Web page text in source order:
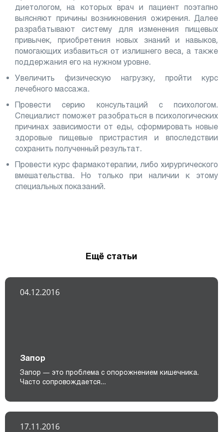
диетологом, на которых врач и пациент поэтапно
выясняют причины возникновения ожирения. Далее
разрабатывают систему для изменения пищевых
привычек, приобретения новых знаний и навыков,
помогающих избавиться от излишнего веса, а также
поддержания его на нужном уровне.
Увеличить физическую нагрузку, пройти курс
лечебного массажа.
Провести серию консультаций с психологом.
Специалист поможет разобраться в психологических
причинах зависимости от еды, сформировать новые
здоровые пищевые пристрастия и впоследствии
сохранить полученный результат.
Провести курс фармакотерапии, либо хирургического
вмешательства. Но только при наличии к этому
специальных показаний.
Ещё статьи
04.12.2016
Запор
Запор — это проблема с опорожнением кишечника.
Часто сопровождается…
17.11.2016